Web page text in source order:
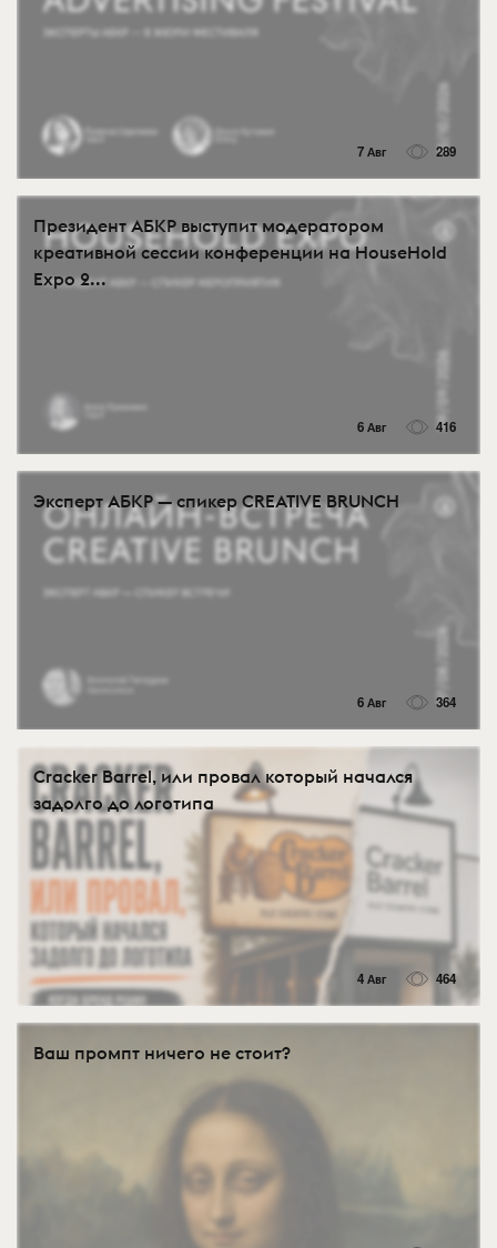
7 Авг 289
Президент АБКР выступит модератором
креативной сессии конференции на HouseHold
Expo 2...
6 Авг 416
Эксперт АБКР — спикер CREATIVE BRUNCH
6 Авг 364
Cracker Barrel, или провал который начался
задолго до логотипа
4 Авг 464
Ваш промпт ничего не стоит?